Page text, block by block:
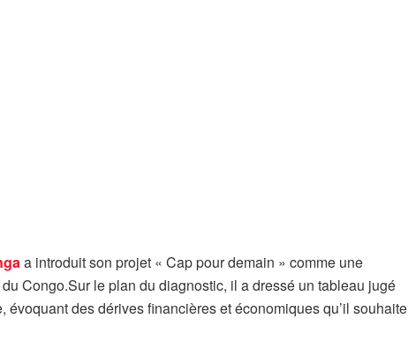
a introduit son projet « Cap pour demain » comme une
Congo.Sur le plan du diagnostic, il a dressé un tableau jugé
des dérives financières et économiques qu’il souhaite